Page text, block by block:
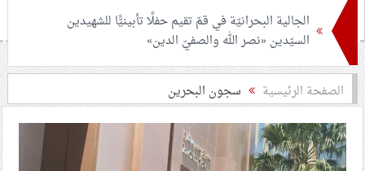
الجالية البحرانيّة في قمّ تقيم حفلًا تأبينيًّا للشهيدين
السيّدين «نصر الله والصفيّ الدين»
رابطة الصحافة البحرينيّة: كيف فقدت الصحافة في البحرين
دورها كوسيط بين الدولة والمجتمع؟
الصفحة الرئيسية سجون البحرين